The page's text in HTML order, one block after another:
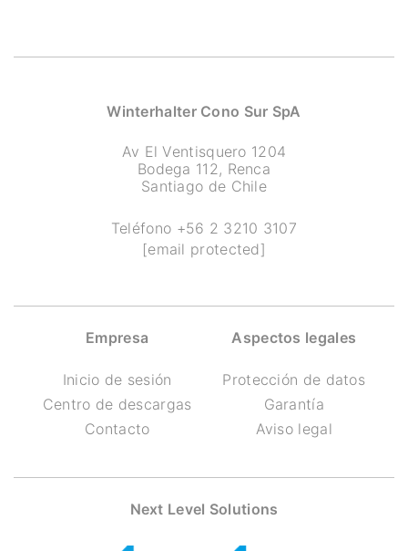
Winterhalter Cono Sur SpA
Av El Ventisquero 1204
Bodega 112, Renca
Santiago de Chile
Teléfono +56 2 3210 3107
[email protected]
Empresa
Inicio de sesión
Centro de descargas
Contacto
Aspectos legales
Protección de datos
Garantía
Aviso legal
Next Level Solutions